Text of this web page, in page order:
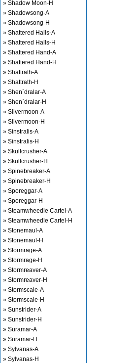
» Shadow Moon-H
» Shadowsong-A
» Shadowsong-H
» Shattered Halls-A
» Shattered Halls-H
» Shattered Hand-A
» Shattered Hand-H
» Shattrath-A
» Shattrath-H
» Shen`dralar-A
» Shen`dralar-H
» Silvermoon-A
» Silvermoon-H
» Sinstralis-A
» Sinstralis-H
» Skullcrusher-A
» Skullcrusher-H
» Spinebreaker-A
» Spinebreaker-H
» Sporeggar-A
» Sporeggar-H
» Steamwheedle Cartel-A
» Steamwheedle Cartel-H
» Stonemaul-A
» Stonemaul-H
» Stormrage-A
» Stormrage-H
» Stormreaver-A
» Stormreaver-H
» Stormscale-A
» Stormscale-H
» Sunstrider-A
» Sunstrider-H
» Suramar-A
» Suramar-H
» Sylvanas-A
» Sylvanas-H